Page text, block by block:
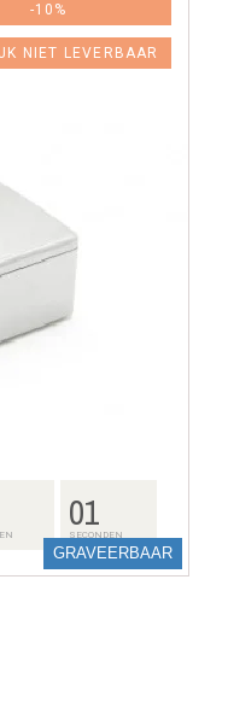
GRAVEERBAAR
00
SECONDEN
-10%
NIET LEVERBAAR